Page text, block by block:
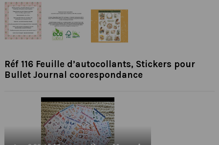
Réf 116 Feuille d’autocollants, Stickers pour
Bullet Journal coorespondance